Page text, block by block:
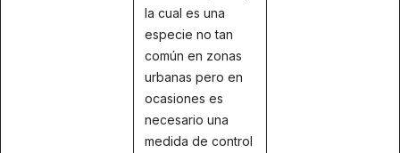
la cual es una
especie no tan
común en zonas
urbanas pero en
ocasiones es
necesario una
medida de control